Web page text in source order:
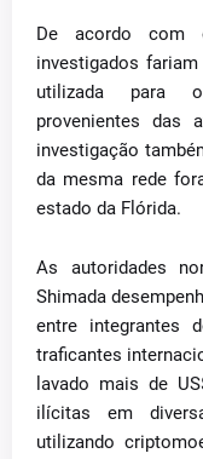
De acordo com
investigados
utilizada para
provenientes das
investigação
da mesma rede
estado da Flórida.
As autoridades
Shimada
entre integrantes
traficantes
lavado mais de
ilícitas em
utilizando